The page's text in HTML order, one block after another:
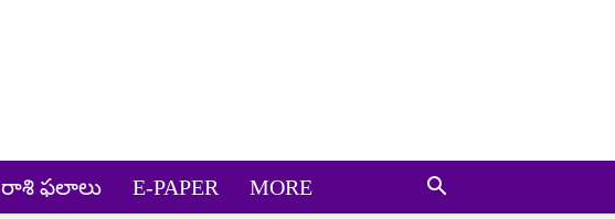
రాశి ఫలాలు E-PAPER MORE